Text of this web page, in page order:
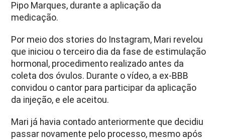
Pipo Marques, durante a aplicação da
medicação.
Por meio dos stories do Instagram, Mari revelou
que iniciou o terceiro dia da fase de estimulação
hormonal, procedimento realizado antes da
coleta dos óvulos. Durante o vídeo, a ex-BBB
convidou o cantor para participar da aplicação
da injeção, e ele aceitou.
Mari já havia contado anteriormente que decidiu
passar novamente pelo processo, mesmo após